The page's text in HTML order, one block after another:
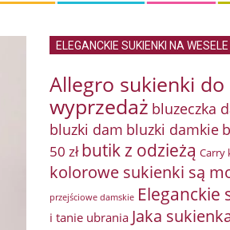
ELEGANCKIE SUKIENKI NA WESELE
Allegro sukienki do
wyprzedaż bluzeczka
bluzki dam bluzki damkie
50 zł butik z odzieżą Carry
kolorowe sukienki są
przejściowe damskie Eleganckie
i tanie ubrania Jaka